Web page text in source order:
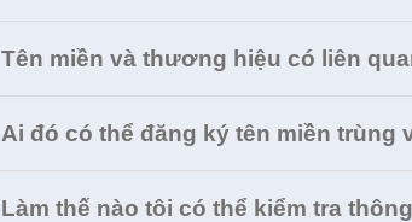
Tên miền và thương hiệu có liên
Ai đó có thể đăng ký tên miền trùng
Làm thế nào tôi có thể kiểm tra